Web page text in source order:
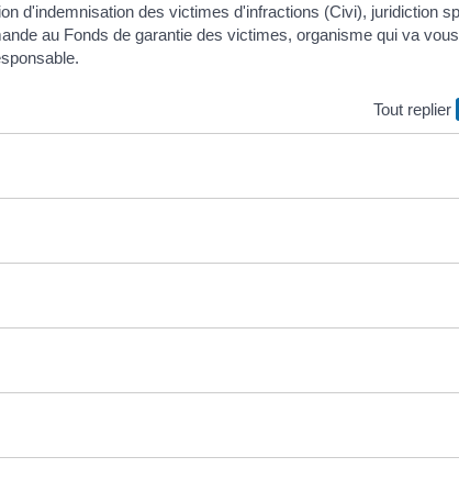
d'indemnisation des victimes d'infractions (Civi), juridiction
au Fonds de garantie des victimes, organisme qui va
Tout replier